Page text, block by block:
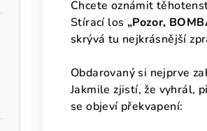
Chcete oznámit
Stírací los „Pozor,
skrývá tu nejkrásnější
Obdarovaný si nejprve
Jakmile zjistí, že vyhrál,
se objeví překvapení: